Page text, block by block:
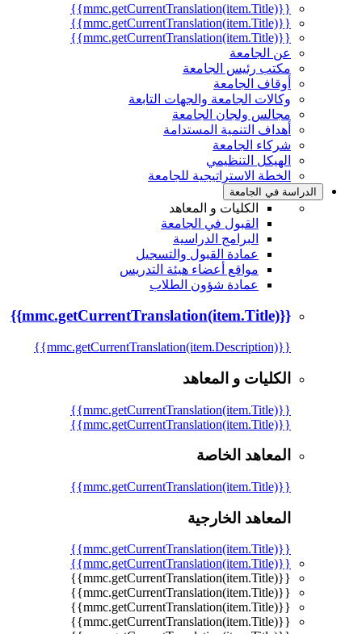
{{mmc.getCurrentTranslation(item.Title)}}
{{mmc.getCurrentTranslation(item.Title)}}
{{mmc.getCurrentTranslation(item.Title)}}
عن الجامعة
مكتب رئيس الجامعة
أوقاف الجامعة
وكالات الجامعة والجهات التابعة
مجالس ولجان الجامعة
أهداف التنمية المستدامة
شركاء الجامعة
الهيكل التنظيمي
الخطة الاستراتيجية للجامعة
الدراسة في الجامعة
الكليات و المعاهد
القبول في الجامعة
البرامج الدراسية
عمادة القبول والتسجيل
مواقع أعضاء هيئة التدريس
عمادة شؤون الطلاب
{{mmc.getCurrentTranslation(item.Title)}}
{{mmc.getCurrentTranslation(item.Description)}}
الكليات و المعاهد
{{mmc.getCurrentTranslation(item.Title)}}
{{mmc.getCurrentTranslation(item.Title)}}
المعاهد الخاصة
{{mmc.getCurrentTranslation(item.Title)}}
المعاهد الخارجية
{{mmc.getCurrentTranslation(item.Title)}}
{{mmc.getCurrentTranslation(item.Title)}}
{{mmc.getCurrentTranslation(item.Title)}}
{{mmc.getCurrentTranslation(item.Title)}}
{{mmc.getCurrentTranslation(item.Title)}}
{{mmc.getCurrentTranslation(item.Title)}}